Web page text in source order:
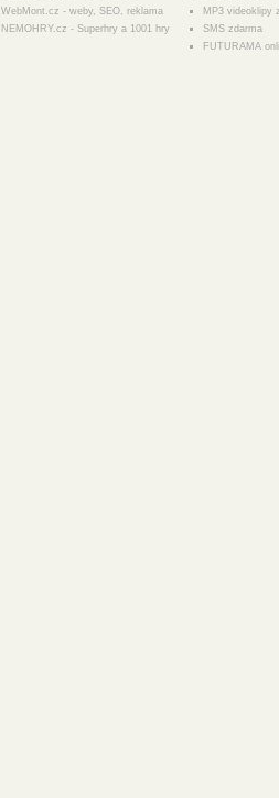
WebMont.cz - weby, SEO, reklama
NEMOHRY.cz - Superhry a 1001 hry
MP3 videoklipy
SMS zdarma
FUTURAMA